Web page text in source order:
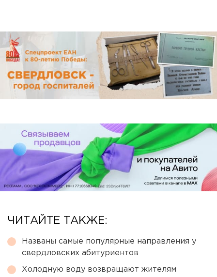
ЧИТАЙТЕ ТАКЖЕ:
Названы самые популярные направления у
свердловских абитуриентов
Холодную воду возвращают жителям